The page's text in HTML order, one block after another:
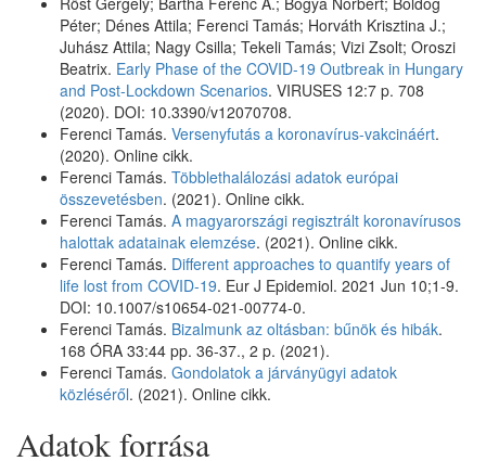
Péter; Dénes Attila; Ferenci Tamás; Horváth Krisztina J.;
Juhász Attila; Nagy Csilla; Tekeli Tamás; Vizi Zsolt; Oroszi
Beatrix. Early Phase of the COVID-19 Outbreak in Hungary
and Post-Lockdown Scenarios. VIRUSES 12:7 p. 708
(2020). DOI: 10.3390/v12070708.
Ferenci Tamás. Versenyfutás a koronavírus-vakcináért.
(2020). Online cikk.
Ferenci Tamás. Többlethalálozási adatok európai
összevetésben. (2021). Online cikk.
Ferenci Tamás. A magyarországi regisztrált koronavírusos
halottak adatainak elemzése. (2021). Online cikk.
Ferenci Tamás. Different approaches to quantify years of
life lost from COVID-19. Eur J Epidemiol. 2021 Jun 10;1-9.
DOI: 10.1007/s10654-021-00774-0.
Ferenci Tamás. Bizalmunk az oltásban: bűnök és hibák.
168 ÓRA 33:44 pp. 36-37., 2 p. (2021).
Ferenci Tamás. Gondolatok a járványügyi adatok
közléséről. (2021). Online cikk.
Adatok forrása